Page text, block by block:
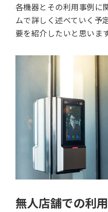
各機器とその利用事例に
ムで詳しく述べていく予
要を紹介したいと思います
無人店舗での利用